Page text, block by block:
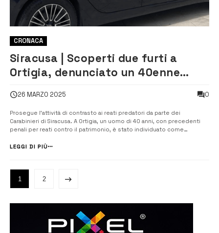
CRONACA
Siracusa | Scoperti due furti a
Ortigia, denunciato un 40enne
26 MARZO 2025 0
Prosegue l’attività di contrasto ai reati predatori da parte dei
Carabinieri di Siracusa. A Ortigia, un uomo di 40 anni, con precedenti
penali per reati contro il patrimonio, è stato individuato come
due ristoranti locali. Il primo episodio si è verificato la notte del [&...
LEGGI DI PIÙ
1 2